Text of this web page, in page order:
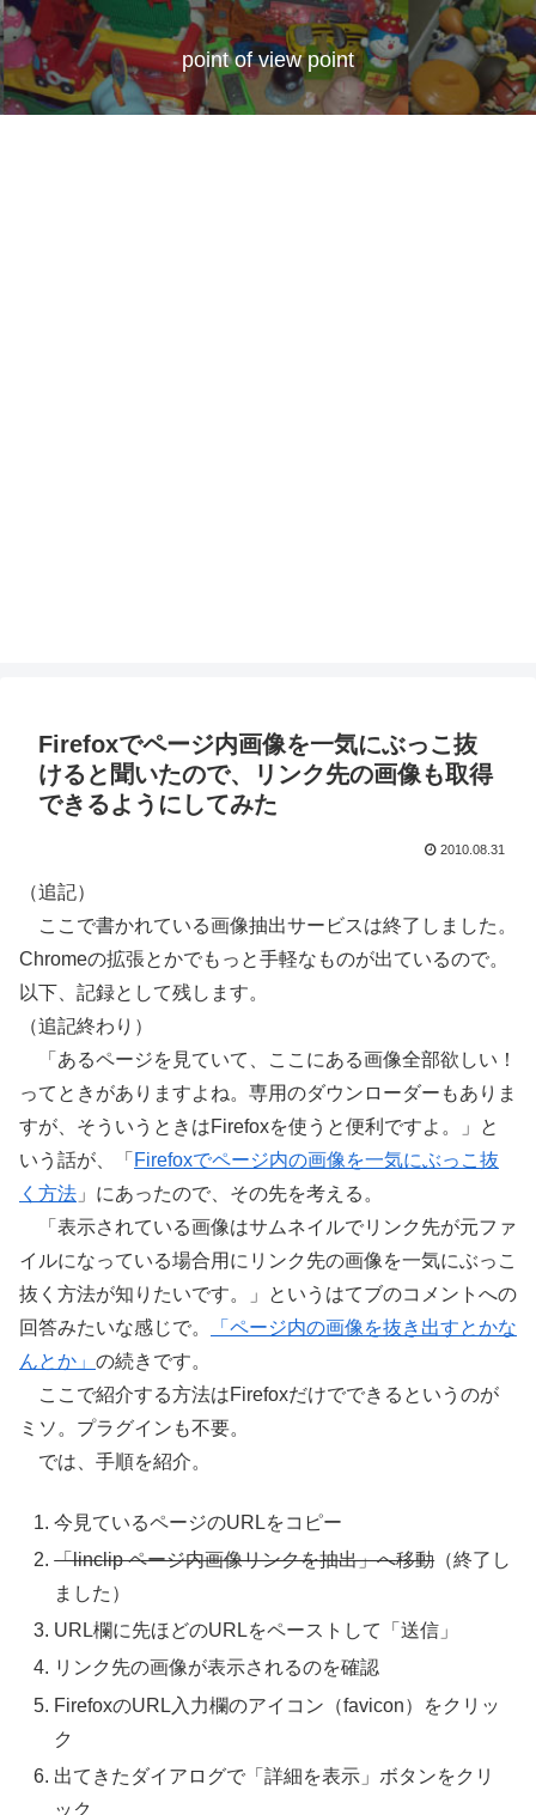
point of view point
Firefoxでページ内画像を一気にぶっこ抜
けると聞いたので、リンク先の画像も取得
できるようにしてみた
2010.08.31
（追記）
ここで書かれている画像抽出サービスは終了しました。
Chromeの拡張とかでもっと手軽なものが出ているので。
以下、記録として残します。
（追記終わり）
「あるページを見ていて、ここにある画像全部欲しい！
ってときがありますよね。専用のダウンローダーもありま
すが、そういうときはFirefoxを使うと便利ですよ。」と
いう話が、「 Firefoxでページ内の画像を一気にぶっこ抜
く方法 」にあったので、その先を考える。
「表示されている画像はサムネイルでリンク先が元ファ
イルになっている場合用にリンク先の画像を一気にぶっこ
抜く方法が知りたいです。」というはてブのコメントへの
回答みたいな感じで。
「ページ内の画像を抜き出すとかな
んとか」 の続きです。
ここで紹介する方法はFirefoxだけでできるというのが
ミソ。プラグインも不要。
では、手順を紹介。
今見ているページのURLをコピー
「linclip ページ内画像リンクを抽出」へ移動（終了し
ました）
URL欄に先ほどのURLをペーストして「送信」
リンク先の画像が表示されるのを確認
FirefoxのURL入力欄のアイコン（favicon）をクリッ
ク
出てきたダイアログで「詳細を表示」ボタンをクリ
ック